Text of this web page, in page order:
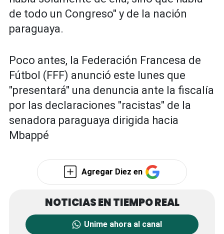
de todo un Congreso" y de la nación
paraguaya.
Poco antes, la Federación Francesa de
Fútbol (FFF) anunció este lunes que
"presentará" una denuncia ante la fiscalía
por las declaraciones "racistas" de la
senadora paraguaya dirigida hacia
Mbappé
Agregar Diez en
Unime ahora al canal